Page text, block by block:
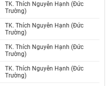
TK. Thích Nguyên Hạnh (Đức
Trường)
TK. Thích Nguyên Hạnh (Đức
Trường)
TK. Thích Nguyên Hạnh (Đức
Trường)
TK. Thích Nguyên Hạnh (Đức
Trường)